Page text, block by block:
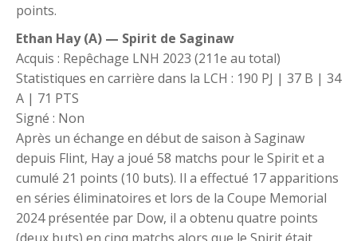
points.
Ethan Hay (A) — Spirit de Saginaw
Acquis : Repêchage LNH 2023 (211e au total)
Statistiques en carrière dans la LCH : 190 PJ | 37 B | 34
A | 71 PTS
Signé : Non
Après un échange en début de saison à Saginaw
depuis Flint, Hay a joué 58 matchs pour le Spirit et a
cumulé 21 points (10 buts). Il a effectué 17 apparitions
en séries éliminatoires et lors de la Coupe Memorial
2024 présentée par Dow, il a obtenu quatre points
(deux buts) en cinq matchs alors que le Spirit était